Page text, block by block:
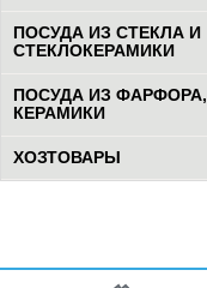
ПОСУДА ИЗ СТЕКЛА И
СТЕКЛОКЕРАМИКИ
ПОСУДА ИЗ ФАРФОРА,
КЕРАМИКИ
ХОЗТОВАРЫ